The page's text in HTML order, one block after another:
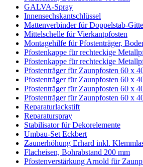
GALVA-Spray
Innensechskantschlüssel
Mattenverbinder für Doppelstab-
Mittelschelle für Vierkantpfosten
Montagehilfe für Pfostenträger,
Pfostenkappe für rechteckige
Pfostenkappe für rechteckige
Pfostenträger für Zaunpfosten 60 x
Pfostenträger für Zaunpfosten 60 x
Pfostenträger für Zaunpfosten 60 x
Pfostenträger für Zaunpfosten 60 x
Reparaturlackstift
Reparaturspray
Stabilisator für Dekorelemente
Umbau-Set Eckbert
Zaunerhöhung Erhard inkl.
Flacheisen, Bohrabstand 200 mm
Pfostenverstärkung Arnold für